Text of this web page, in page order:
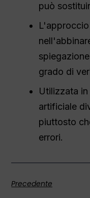
può
grado di
Utilizzata
artificiale
piuttosto
errori.
Precedente